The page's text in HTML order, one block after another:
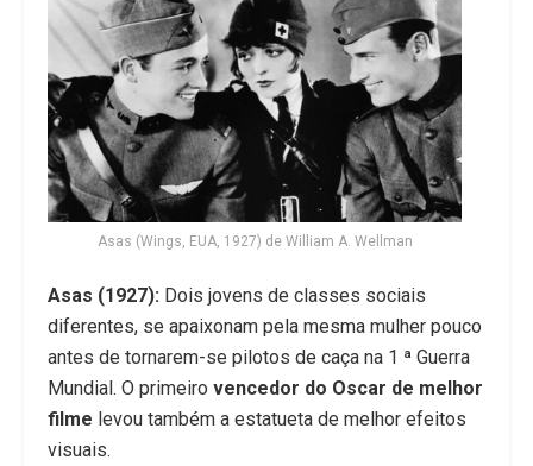
Asas (Wings, EUA, 1927) de William A. Wellman
Asas (1927): Dois jovens de classes sociais
diferentes, se apaixonam pela mesma mulher pouco
antes de tornarem-se pilotos de caça na 1 ª Guerra
Mundial. O primeiro vencedor do Oscar de melhor
filme levou também a estatueta de melhor efeitos
visuais.